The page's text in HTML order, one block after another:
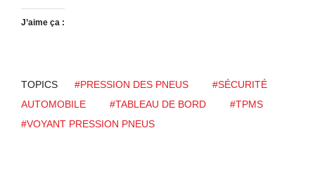
J’aime ça :
TOPICS #PRESSION DES PNEUS
#SÉCURITÉ
AUTOMOBILE
#TABLEAU DE BORD
#TPMS
#VOYANT PRESSION PNEUS